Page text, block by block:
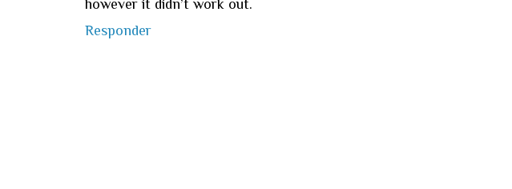
however it didn’t work out.
Responder